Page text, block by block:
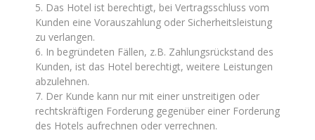
5. Das Hotel ist berechtigt, bei Vertragsschluss vom
Kunden eine Vorauszahlung oder Sicherheitsleistung
zu verlangen.
6. In begründeten Fällen, z.B. Zahlungsrückstand des
Kunden, ist das Hotel berechtigt, weitere Leistungen
abzulehnen.
7. Der Kunde kann nur mit einer unstreitigen oder
rechtskräftigen Forderung gegenüber einer Forderung
des Hotels aufrechnen oder verrechnen.